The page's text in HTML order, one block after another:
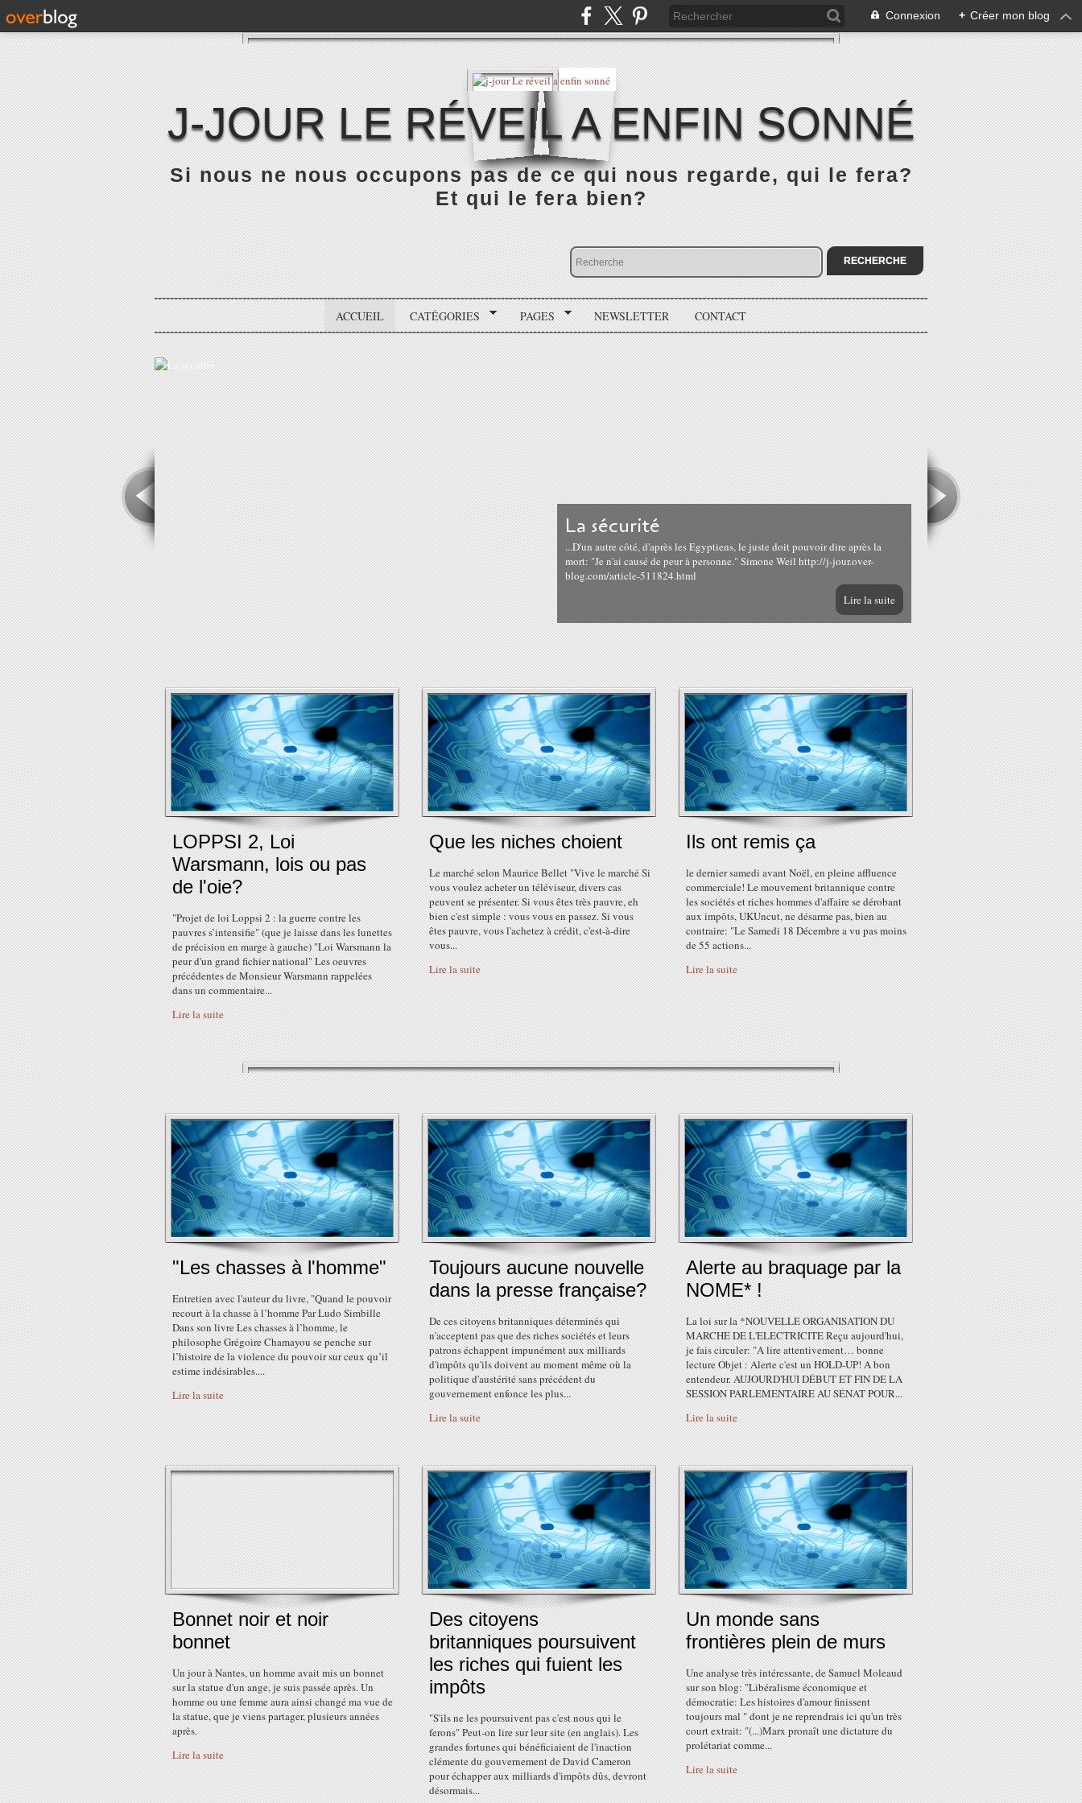
Connexion + Créer mon blog
J-JOUR LE RÉVEIL A ENFIN SONNÉ
Si nous ne nous occupons pas de ce qui nous regarde, qui le fera?
Et qui le fera bien?
ACCUEIL CATÉGORIES PAGES NEWSLETTER CONTACT
La sécurité
...D'un autre côté, d'après les Egyptiens, le juste doit pouvoir dire après la
mort: "Je n'ai causé de peur à personne." Simone Weil http://j-jour.over-
blog.com/article-511824.html
Lire la suite
LOPPSI 2, Loi
Warsmann, lois ou pas
de l'oie?
"Projet de loi Loppsi 2 : la guerre contre les
pauvres s’intensifie" (que je laisse dans les lunettes
de précision en marge à gauche) "Loi Warsmann la
peur d'un grand fichier national" Les oeuvres
précédentes de Monsieur Warsmann rappelées
dans un commentaire...
Lire la suite
Que les niches choient
Le marché selon Maurice Bellet "Vive le marché Si
vous voulez acheter un téléviseur, divers cas
peuvent se présenter. Si vous êtes très pauvre, eh
bien c'est simple : vous vous en passez. Si vous
êtes pauvre, vous l'achetez à crédit, c'est-à-dire
vous...
Lire la suite
Ils ont remis ça
le dernier samedi avant Noël, en pleine affluence
commerciale! Le mouvement britannique contre
les sociétés et riches hommes d'affaire se dérobant
aux impôts, UKUncut, ne désarme pas, bien au
contraire: "Le Samedi 18 Décembre a vu pas moins
de 55 actions...
Lire la suite
"Les chasses à l'homme"
Entretien avec l'auteur du livre, "Quand le pouvoir
recourt à la chasse à l’homme Par Ludo Simbille
Dans son livre Les chasses à l’homme, le
philosophe Grégoire Chamayou se penche sur
l’histoire de la violence du pouvoir sur ceux qu’il
estime indésirables....
Lire la suite
Toujours aucune nouvelle
dans la presse française?
De ces citoyens britanniques déterminés qui
n'acceptent pas que des riches sociétés et leurs
patrons échappent impunément aux milliards
d'impôts qu'ils doivent au moment même où la
politique d'austérité sans précédent du
gouvernement enfonce les plus...
Lire la suite
Alerte au braquage par la
NOME* !
La loi sur la *NOUVELLE ORGANISATION DU
MARCHE DE L'ELECTRICITE Reçu aujourd'hui,
je fais circuler: "A lire attentivement… bonne
lecture Objet : Alerte c'est un HOLD-UP! A bon
entendeur. AUJOURD'HUI DÉBUT ET FIN DE LA
SESSION PARLEMENTAIRE AU SÉNAT POUR...
Lire la suite
Bonnet noir et noir
bonnet
Un jour à Nantes, un homme avait mis un bonnet
sur la statue d'un ange, je suis passée après. Un
homme ou une femme aura ainsi changé ma vue de
la statue, que je viens partager, plusieurs années
après.
Lire la suite
Des citoyens
britanniques poursuivent
les riches qui fuient les
impôts
"S'ils ne les poursuivent pas c'est nous qui le
ferons" Peut-on lire sur leur site (en anglais). Les
grandes fortunes qui bénéficiaient de l'inaction
clémente du gouvernement de David Cameron
pour échapper aux milliards d'impôts dûs, devront
désormais...
Un monde sans
frontières plein de murs
Une analyse très intéressante, de Samuel Moleaud
sur son blog: "Libéralisme économique et
démocratie: Les histoires d'amour finissent
toujours mal " dont je ne reprendrais ici qu'un très
court extrait: "(...)Marx pronaît une dictature du
prolétariat comme...
Lire la suite